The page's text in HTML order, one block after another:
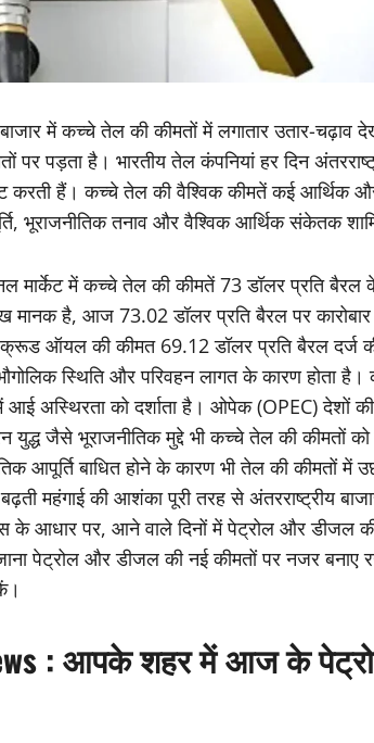
बाजार में कच्चे तेल की कीमतों में लगातार उतार-चढ़ाव
पड़ता है। भारतीय तेल कंपनियां हर दिन
हैं। कच्चे तेल की वैश्विक कीमतें कई आर्थिक और
भूराजनीतिक तनाव और वैश्विक आर्थिक संकेतक
में कच्चे तेल की कीमतें 73 डॉलर प्रति बैरल
है, आज 73.02 डॉलर प्रति बैरल पर कारोबार
क्रूड ऑयल की कीमत 69.12 डॉलर प्रति बैरल
स्थिति और परिवहन लागत के कारण होता
आई अस्थिरता को दर्शाता है। ओपेक (OPEC) देशों
जैसे भूराजनीतिक मुद्दे भी कच्चे तेल की कीमतों
आपूर्ति बाधित होने के कारण भी तेल की कीमतों में
महंगाई की आशंका पूरी तरह से अंतरराष्ट्रीय
आधार पर, आने वाले दिनों में पेट्रोल और डीजल
पेट्रोल और डीजल की नई कीमतों पर नजर बनाए
: आपके शहर में आज के